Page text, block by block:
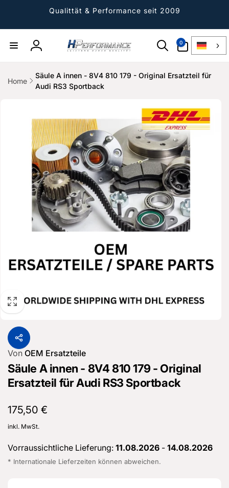
Qualittät & Performance seit 2009
Einloggen
0
Artikel
Home
Säule A innen - 8V4 810 179 - Original Ersatzteil für
Audi RS3 Sportback
Von OEM Ersatzteile
Säule A innen - 8V4 810 179 - Original
Ersatzteil für Audi RS3 Sportback
Normaler
Preis
175,50 €
inkl. MwSt.
Vorraussichtliche Lieferung: 11.08.2026 - 14.08.2026
* Internationale Lieferzeiten können abweichen.